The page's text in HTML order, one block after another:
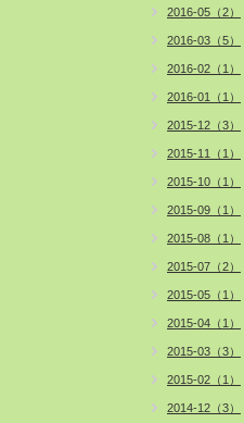
2016-05（2）
2016-03（5）
2016-02（1）
2016-01（1）
2015-12（3）
2015-11（1）
2015-10（1）
2015-09（1）
2015-08（1）
2015-07（2）
2015-05（1）
2015-04（1）
2015-03（3）
2015-02（1）
2014-12（3）